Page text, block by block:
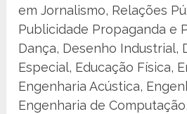
em Jornalismo, Relações
Publicidade Propaganda e
Dança, Desenho Industrial,
Especial, Educação Física,
Engenharia Acústica,
Engenharia de